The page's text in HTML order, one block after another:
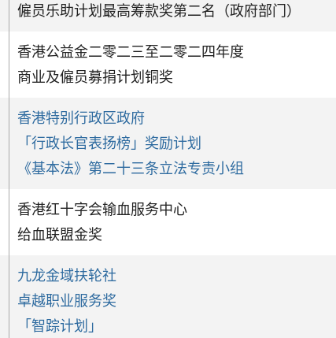
僱员乐助计划最高筹款奖第二名（政府部门）
香港公益金二零二三至二零二四年度
商业及僱员募捐计划铜奖
香港特别行政区政府
「行政长官表扬榜」奖励计划
《基本法》第二十三条立法专责小组
香港红十字会输血服务中心
给血联盟金奖
九龙金域扶轮社
卓越职业服务奖
「智踪计划」